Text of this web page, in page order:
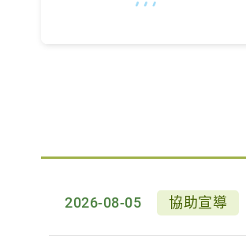
2026-08-05 協助宣導